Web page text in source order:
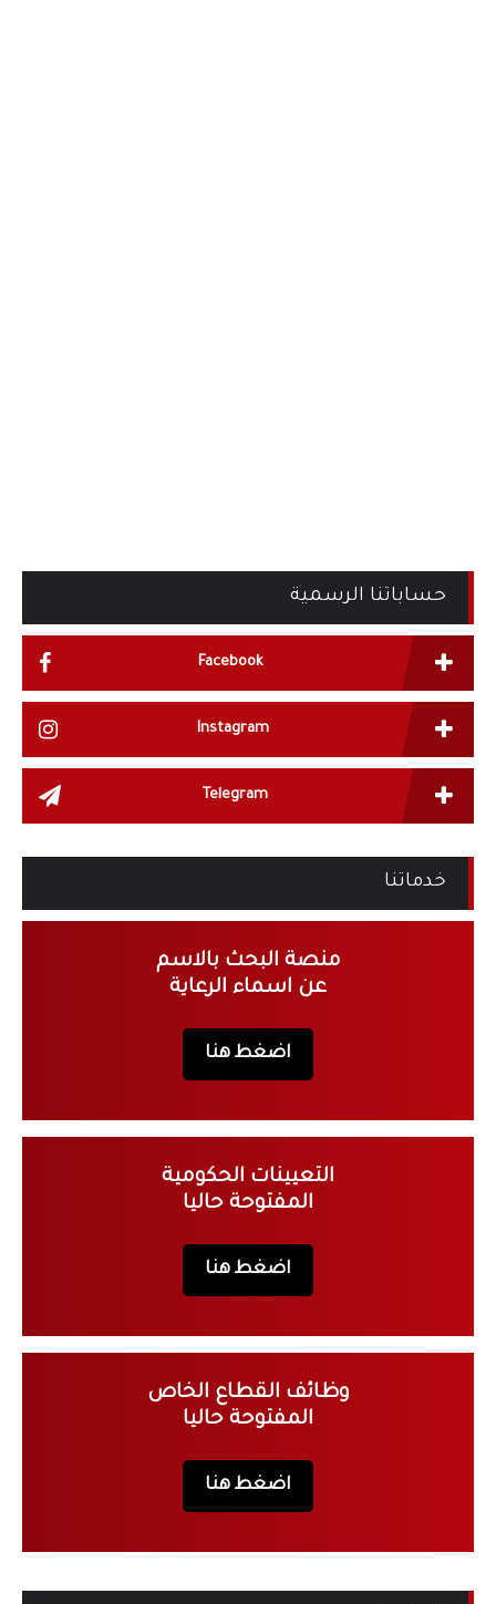
حساباتنا الرسمية
Facebook
Instagram
Telegram
خدماتنا
منصة البحث بالاسم
عن اسماء الرعاية
اضغط هنا
التعيينات الحكومية
المفتوحة حاليا
اضغط هنا
وظائف القطاع الخاص
المفتوحة حاليا
اضغط هنا